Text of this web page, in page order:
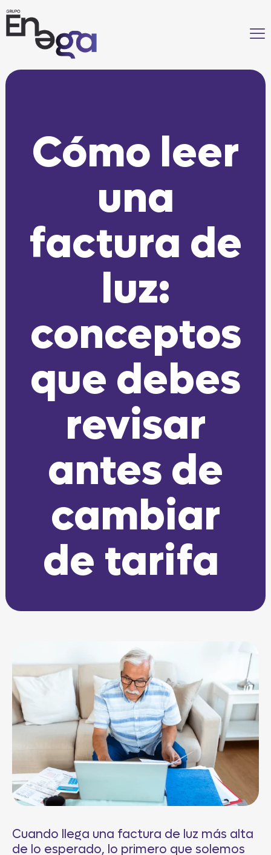
Cómo leer
una
factura de
luz:
conceptos
que debes
revisar
antes de
cambiar
de tarifa
Cuando llega una factura de luz más alta
de lo esperado, lo primero que solemos